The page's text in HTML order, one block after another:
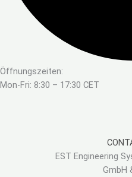
Öffnungszeiten:
Mon-Fri: 8:30 – 17:30 CET
EST Engineering
GmbH